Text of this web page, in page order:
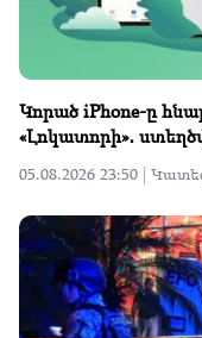
Կորած iPhone-ը
«Լոկատորի»․
05.08.2026 23:50 |